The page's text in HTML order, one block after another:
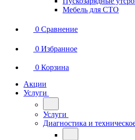
Мебель для СТО
0 Сравнение
0 Избранное
0 Корзина
Акции
Услуги
Услуги
Диагностика и